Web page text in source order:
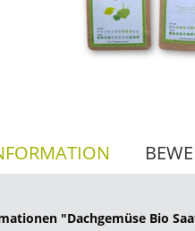
"Dachgemüse Bio